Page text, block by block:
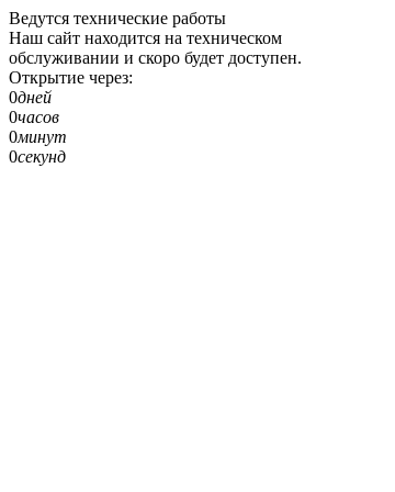
Ведутся технические работы
Наш сайт находится на техническом
обслуживании и скоро будет доступен.
Открытие через:
0дней
0часов
0минут
0секунд